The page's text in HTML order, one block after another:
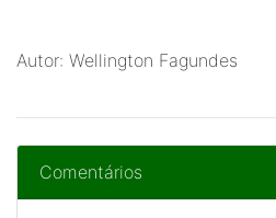
Autor: Wellington Fagundes
Comentários